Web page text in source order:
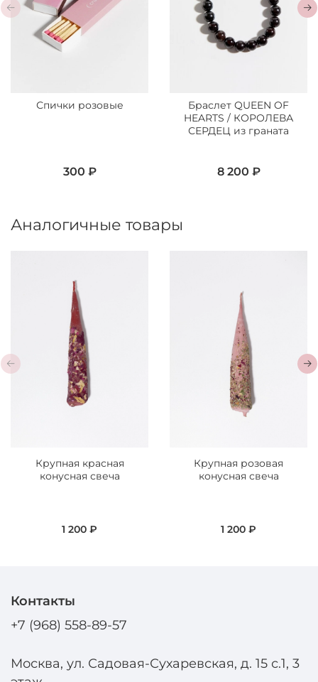
Спички розовые
300 ₽
Браслет QUEEN OF
HEARTS / КОРОЛЕВА
СЕРДЕЦ из граната
8 200 ₽
Аналогичные товары
Крупная красная
конусная свеча
1 200 ₽
Крупная розовая
конусная свеча
1 200 ₽
Контакты
+7 (968) 558-89-57
Москва, ул. Садовая-Сухаревская, д. 15 с.1, 3